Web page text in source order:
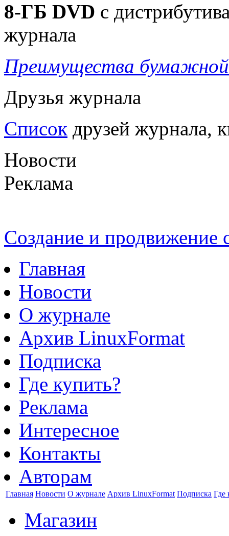
8-ГБ DVD c
журнала
Преимущества
Друзья журнала
Список друзей журнала,
Новости
Реклама
Создание и
Главная
Новости
О журнале
Архив LinuxFormat
Подписка
Где купить?
Реклама
Интересное
Контакты
Авторам
Главная Новости О журнале Архив LinuxFormat Подписка Где
Магазин